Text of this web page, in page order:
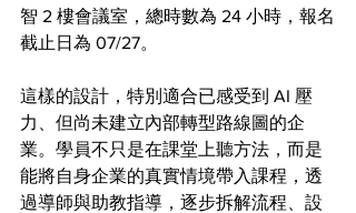
智 2 樓會議室，總時數為 24 小時，報名
截止日為 07/27。
這樣的設計，特別適合已感受到 AI 壓
力、但尚未建立內部轉型路線圖的企
業。學員不只是在課堂上聽方法，而是
能將自身企業的真實情境帶入課程，透
過導師與助教指導，逐步拆解流程、設